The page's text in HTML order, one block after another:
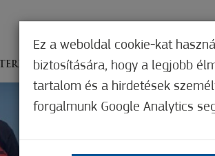
TERÍTÉKEN ÉLMÉNYSZERZÉS ZÖLD
Ez a weboldal cookie-kat
biztosítására, hogy a legjobb
tartalom és a hirdetések
forgalmunk Google Analytics